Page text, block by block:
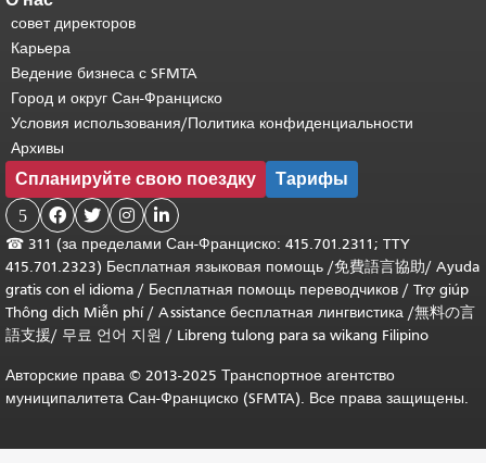
совет директоров
Карьера
Ведение бизнеса с SFMTA
Город и округ Сан-Франциско
Условия использования/Политика конфиденциальности
Архивы
Спланируйте свою поездку Тарифы
5    
☎ 311 (за пределами Сан-Франциско: 415.701.2311; TTY
415.701.2323) Бесплатная языковая помощь /免費語言協助/ Ayuda
gratis con el idioma / Бесплатная помощь переводчиков / Trợ giúp
Thông dịch Miễn phí/ Assistance бесплатная лингвистика /無料の言
語支援/ 무료 언어 지원 / Libreng tulong para sa wikang Filipino
Авторские права © 2013-2025 Транспортное агентство
муниципалитета Сан-Франциско (SFMTA). Все права защищены.